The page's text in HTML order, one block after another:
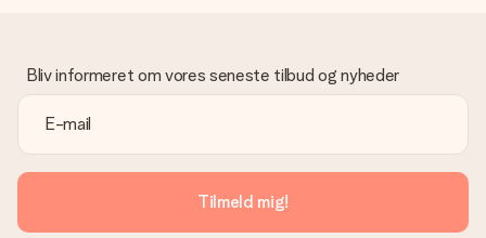
venligst vores kundeservice, de hjælper gerne med at finde en
passende løsning.
Er fakturaen sendt sammen med ordren?
Ingen faktura sendes med din ordre. Du modtager altid
fakturaen i bekræftelsesemailen, og du kan altid finde den i din
MySurprise-konto. Det betyder at du kan få gaven leveret
direkte til modtageren, hvilket gør det til en sand
overraskelse!
Bliv informeret om vores seneste tilbud og nyheder
Tilmeld mig!